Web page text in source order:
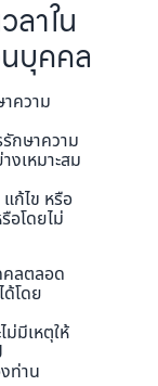
ลาใน
บุคคล
ความ
กษาความ
เหมาะสม
ก้ไข หรือ
อโดยไม่
คลตลอด
ด้โดย
ม่มีเหตุให้
ท่าน